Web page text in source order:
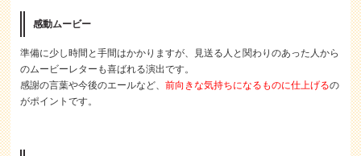
感動ムービー
準備に少し時間と手間はかかりますが、見送る人と関わりのあった人から
のムービーレターも喜ばれる演出です。
感謝の言葉や今後のエールなど、前向きな気持ちになるものに仕上げるの
がポイントです。